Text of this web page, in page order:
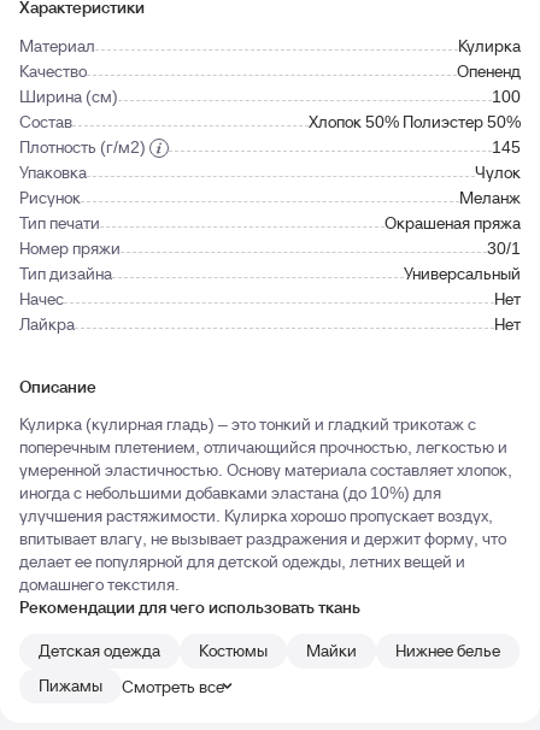
Характеристики
Материал
Кулирка
Качество
Опененд
Ширина (см)
100
Состав
Хлопок 50% Полиэстер 50%
Плотность (г/м2)
145
Упаковка
Чулок
Рисунок
Меланж
Тип печати
Окрашеная пряжа
Номер пряжи
30/1
Тип дизайна
Универсальный
Начес
Нет
Лайкра
Нет
Описание
Кулирка (кулирная гладь) – это тонкий и гладкий трикотаж с
поперечным плетением, отличающийся прочностью, легкостью и
умеренной эластичностью. Основу материала составляет хлопок,
иногда с небольшими добавками эластана (до 10%) для
улучшения растяжимости. Кулирка хорошо пропускает воздух,
впитывает влагу, не вызывает раздражения и держит форму, что
делает ее популярной для детской одежды, летних вещей и
домашнего текстиля.
Рекомендации для чего использовать ткань
Детская одежда
Костюмы Майки
Нижнее белье
Пижамы
Смотреть все